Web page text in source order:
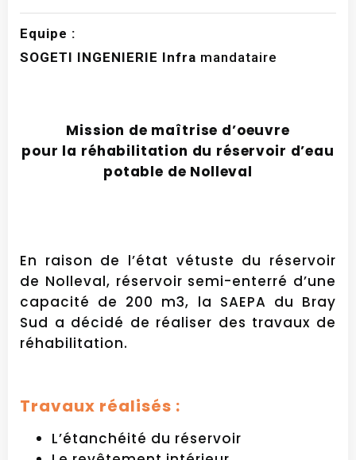
Equipe :
SOGETI INGENIERIE Infra mandataire
Mission de maîtrise d’oeuvre
pour la réhabilitation du réservoir d’eau
potable de Nolleval
En raison de l’état vétuste du réservoir
de Nolleval, réservoir semi-enterré d’une
capacité de 200 m3, la SAEPA du Bray
Sud a décidé de réaliser des travaux de
réhabilitation.
Travaux réalisés :
L’étanchéité du réservoir